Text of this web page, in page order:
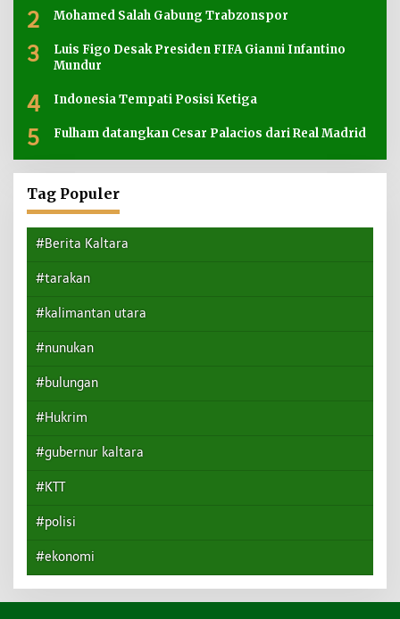
2 Mohamed Salah Gabung Trabzonspor
3
Luis Figo Desak Presiden FIFA Gianni Infantino
Mundur
4 Indonesia Tempati Posisi Ketiga
5 Fulham datangkan Cesar Palacios dari Real Madrid
Tag Populer
#Berita Kaltara
#tarakan
#kalimantan utara
#nunukan
#bulungan
#Hukrim
#gubernur kaltara
#KTT
#polisi
#ekonomi